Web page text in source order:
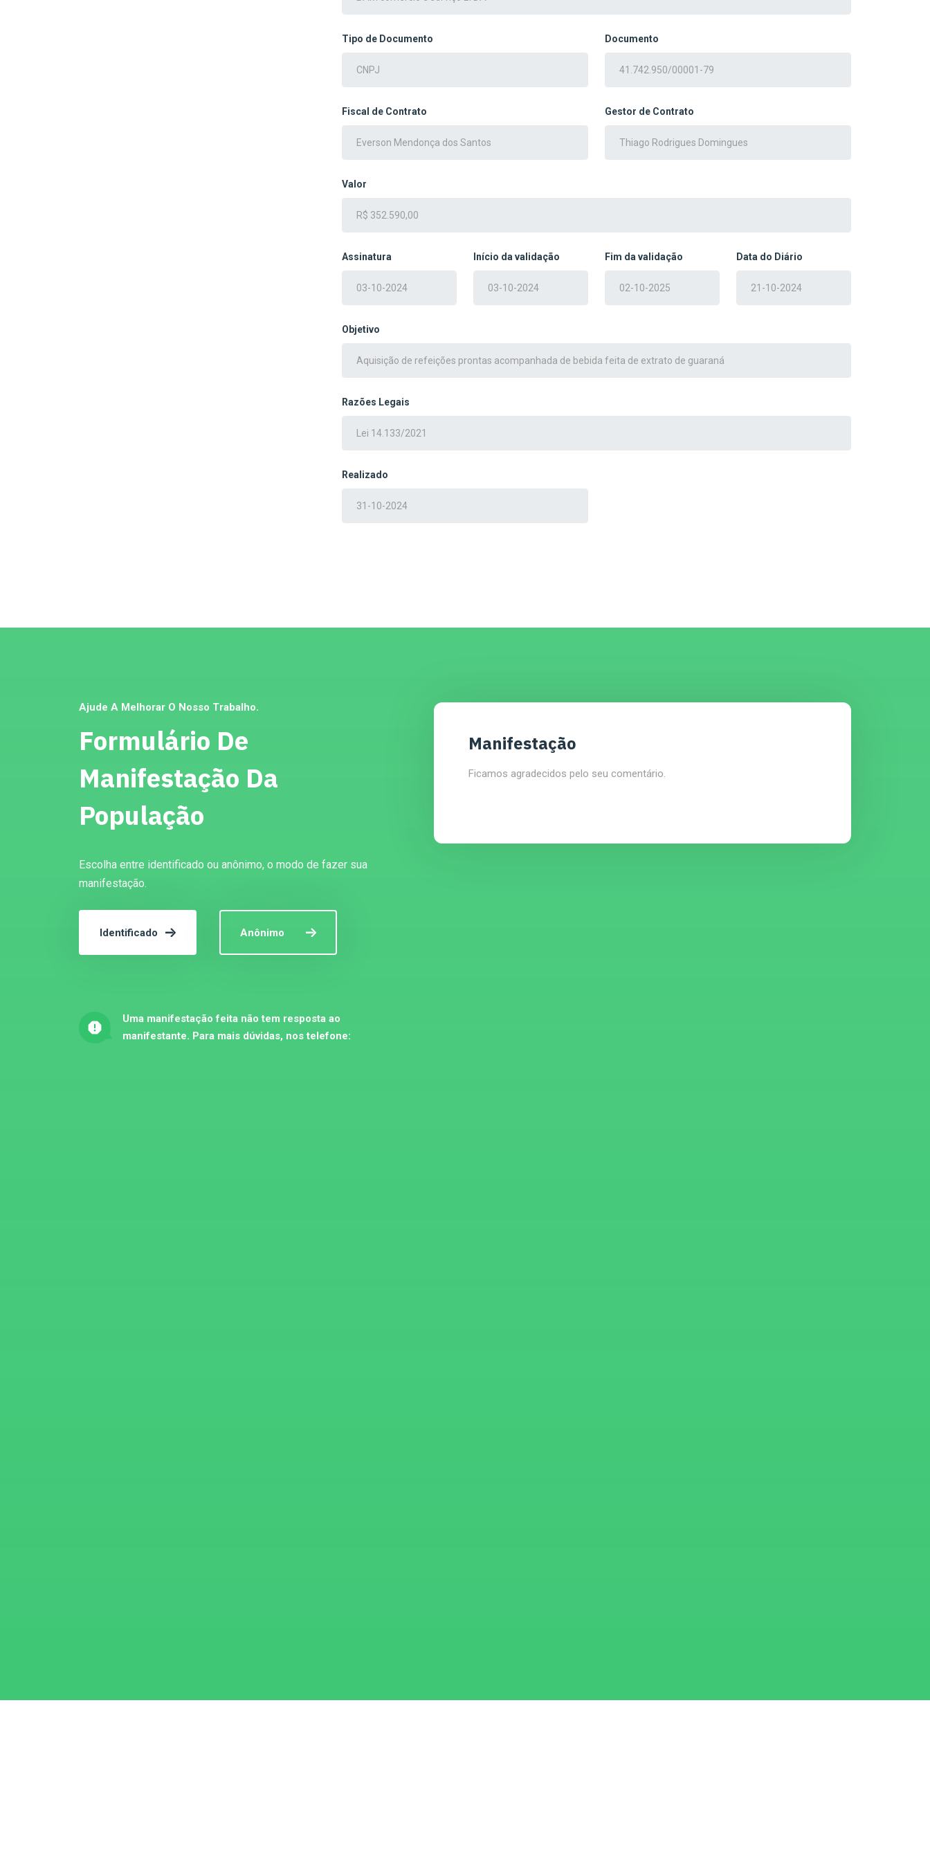
Tipo de Documento Documento
Fiscal de Contrato Gestor de Contrato
Valor
Assinatura Início da validação Fim da validação Data do Diário
Objetivo
Razões Legais
Realizado
Ajude A Melhorar O Nosso Trabalho.
Formulário De
Manifestação Da
População
Escolha entre identificado ou anônimo, o modo de fazer sua
manifestação.
Identificado Anônimo
Uma manifestação feita não tem resposta ao
manifestante. Para mais dúvidas, nos telefone:
Manifestação
Ficamos agradecidos pelo seu comentário.